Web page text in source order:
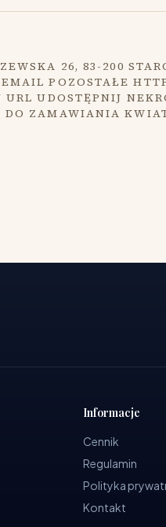
26, 83-200
EMAIL POZOSTAŁE
UDOSTĘPNIJ
DO ZAMAWIANIA
Informacje
Cennik
Regulamin
Polityka
Kontakt